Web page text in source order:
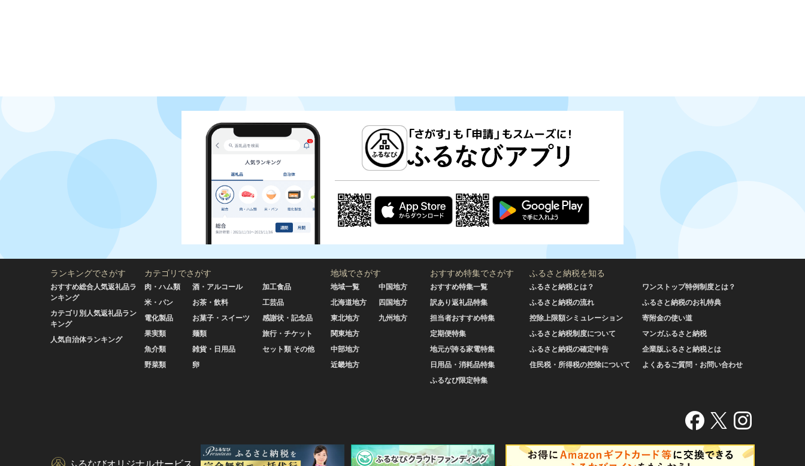
ランキングでさがす
おすすめ総合人気返礼品ラ
ンキング
カテゴリ別人気返礼品ラン
キング
人気自治体ランキング
カテゴリでさがす
肉・ハム類
米・パン
電化製品
果実類
魚介類
野菜類
酒・アルコール
お茶・飲料
お菓子・スイーツ
麺類
雑貨・日用品
卵
加工食品
工芸品
感謝状・記念品
旅行・チケット
セット類 その他
地域でさがす
地域一覧
北海道地方
東北地方
関東地方
中部地方
近畿地方
中国地方
四国地方
九州地方
おすすめ特集でさがす
おすすめ特集一覧
訳あり返礼品特集
担当者おすすめ特集
定期便特集
地元が誇る家電特集
日用品・消耗品特集
ふるなび限定特集
ふるさと納税を知る
ふるさと納税とは？
ふるさと納税の流れ
控除上限額シミュレーション
ふるさと納税制度について
ふるさと納税の確定申告
住民税・所得税の控除について
ワンストップ特例制度とは？
ふるさと納税のお礼特典
寄附金の使い道
マンガふるさと納税
企業版ふるさと納税とは
よくあるご質問・お問い合わせ